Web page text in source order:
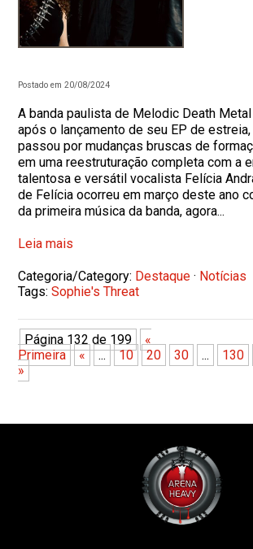
Postado em 20/08/2024
A banda paulista de Melodic Death Metal
após o lançamento de seu EP de estreia,
passou por mudanças bruscas de
em uma reestruturação completa com a
talentosa e versátil vocalista Felícia
de Felícia ocorreu em março deste ano
da primeira música da banda, agora...
Leia mais
Categoria/Category: Destaque · Notícias
Tags:Sophie's Threat
Página 132 de 199
«
Primeira
« ... 10 20 30 ... 130
»